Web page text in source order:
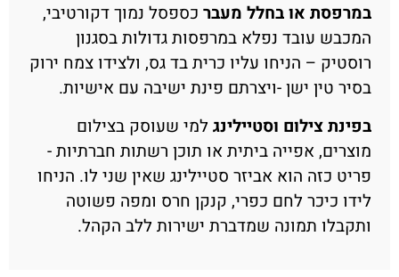
במרפסת או בחלל מעבר כספסל נמוך דקורטיבי,
המכבש עובד נפלא במרפסות גדולות בסגנון
רוסטיק – הניחו עליו כרית בד גס, ולצידו צמח ירוק
בסיר טין ישן -ויצרתם פינת ישיבה עם אישיות.
בפינת צילום וסטיילינג למי שעוסק בצילום
מוצרים, אפייה ביתית או תוכן רשתות חברתיות -
פריט כזה הוא אביזר סטיילינג שאין שני לו. הניחו
לידו כיכר לחם כפרי, קנקן חרס ומפה פשוטה
ותקבלו תמונה שמדברת ישירות ללב הקהל.